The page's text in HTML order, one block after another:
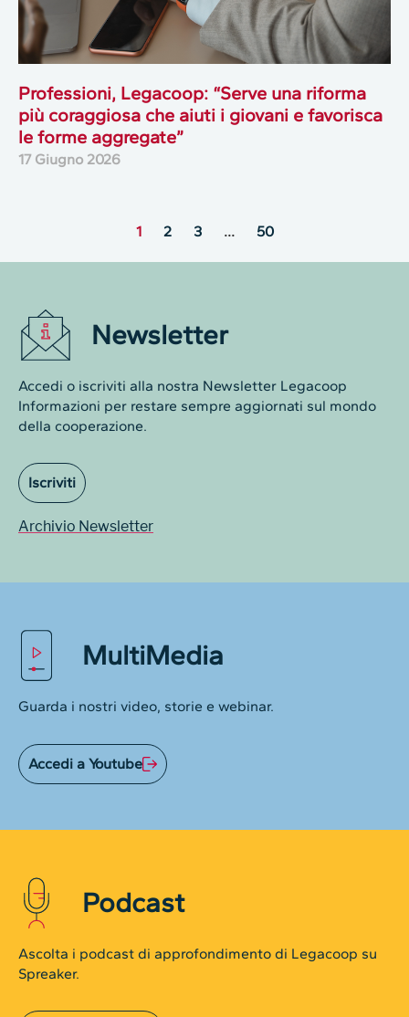
Professioni, Legacoop: “Serve una riforma
più coraggiosa che aiuti i giovani e favorisca
le forme aggregate”
17 Giugno 2026
1 2 3 … 50
Newsletter
Accedi o iscriviti alla nostra Newsletter Legacoop
Informazioni per restare sempre aggiornati sul mondo
della cooperazione.
Iscriviti
Archivio Newsletter
MultiMedia
Guarda i nostri video, storie e webinar.
Accedi a Youtube
Podcast
Ascolta i podcast di approfondimento di Legacoop su
Spreaker.